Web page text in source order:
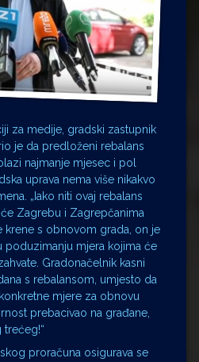
za medije, gradski zastupnik
je da predloženi rebalans
najmanje mjesec i pol
uprava nema više nikakvo
„Iako niti ovaj rebalans
Zagrebu i Zagrepčanima
s obnovom grada, on je
poduzimanju mjera kojima će
Gradonačelnik kasni
s rebalansom, umjesto da
mjere za obnovu
prebacivao na građane,
trećeg!“
proračuna osigurava se